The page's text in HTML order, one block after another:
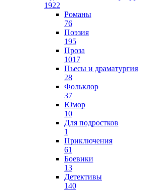
1922
Романы
76
Поэзия
195
Проза
1017
Пьесы и драматургия
28
Фольклор
37
Юмор
10
Для подростков
1
Приключения
61
Боевики
13
Детективы
140